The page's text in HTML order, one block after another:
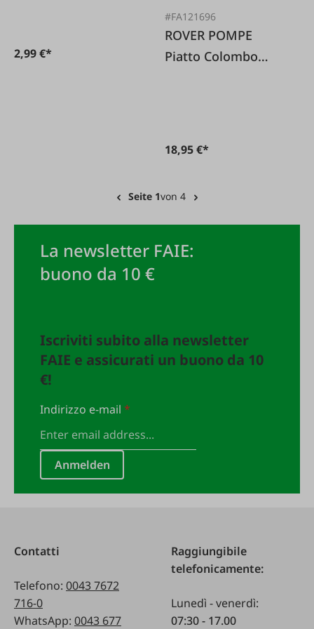
2,99 €*
#FA121696
ROVER POMPE
Piatto Colombo
18,95 €*
Seite 1von 4
La newsletter FAIE:
buono da 10 €
Iscriviti subito alla newsletter
FAIE e assicurati un buono da 10
€!
Indirizzo e-mail*
Anmelden
Contatti
Telefono: 0043 7672
716-0
WhatsApp: 0043 677
Raggiungibile
telefonicamente:
Lunedì - venerdì:
07:30 - 17.00